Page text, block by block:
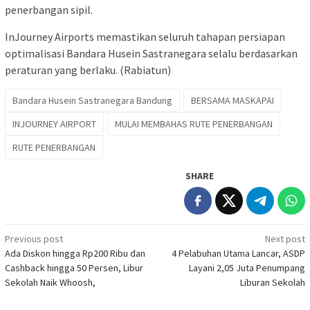
penerbangan sipil.
InJourney Airports memastikan seluruh tahapan persiapan
optimalisasi Bandara Husein Sastranegara selalu berdasarkan
peraturan yang berlaku. (Rabiatun)
Bandara Husein Sastranegara Bandung
BERSAMA MASKAPAI
INJOURNEY AIRPORT
MULAI MEMBAHAS RUTE PENERBANGAN
RUTE PENERBANGAN
SHARE
Post
navigation
Previous post
Ada Diskon hingga Rp200 Ribu dan
Cashback hingga 50 Persen, Libur
Sekolah Naik Whoosh,
Next post
4 Pelabuhan Utama Lancar, ASDP
Layani 2,05 Juta Penumpang
Liburan Sekolah